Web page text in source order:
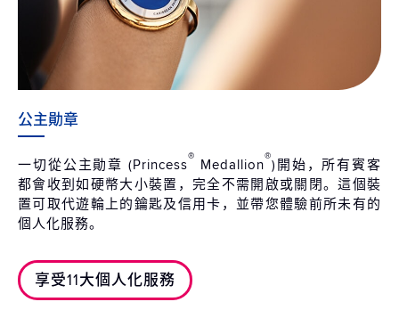
公主勛章
一切從公主勛章 (Princess® Medallion®)開始，所有賓客
都會收到如硬幣大小裝置，完全不需開啟或關閉。這個裝
置可取代遊輪上的鑰匙及信用卡，並帶您體驗前所未有的
個人化服務。
享受11大個人化服務